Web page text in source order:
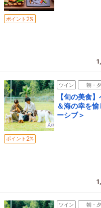
ポイント 2%
ツイン 朝・夕
【旬の美食
＆海の幸を
ーシブ＞
ポイント 2%
ツイン 朝・夕